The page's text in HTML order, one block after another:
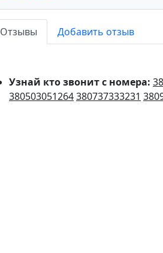
Отзывы
Добавить отзыв
Узнай кто звонит с номера:
380503051264380737333231